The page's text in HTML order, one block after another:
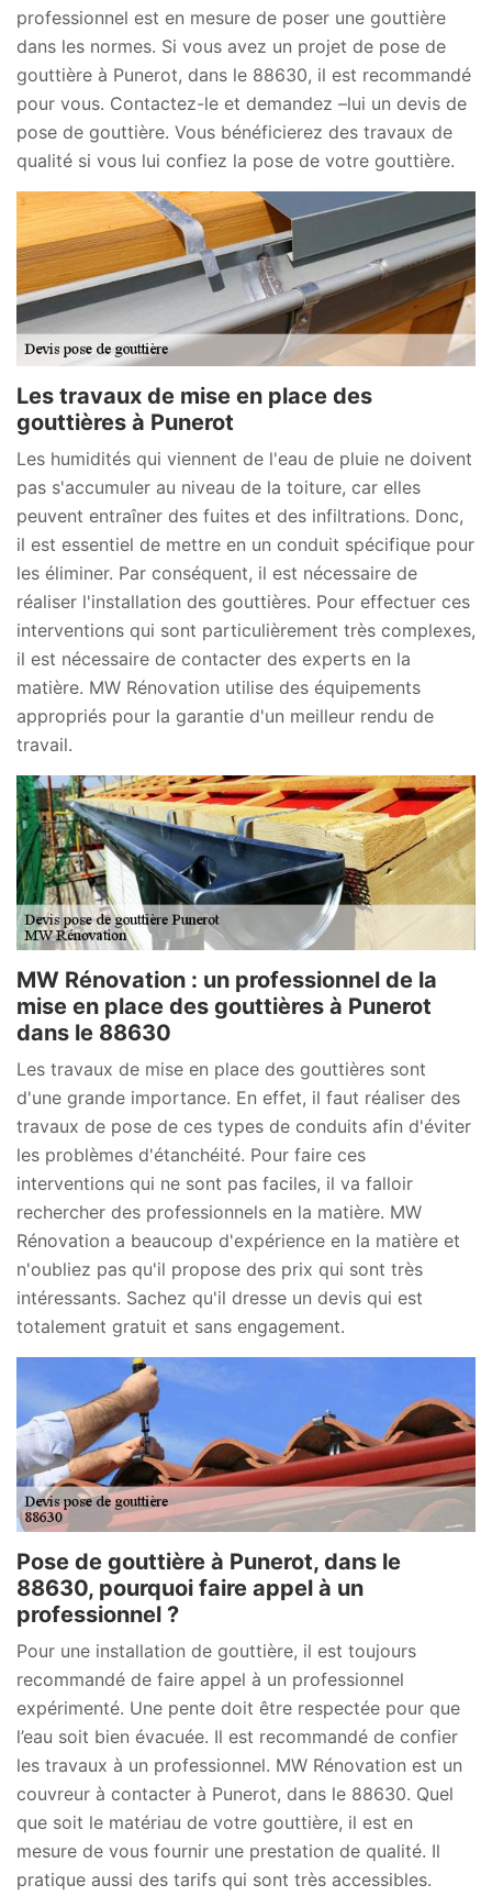
professionnel est en mesure de poser une gouttière
dans les normes. Si vous avez un projet de pose de
gouttière à Punerot, dans le 88630, il est recommandé
pour vous. Contactez-le et demandez –lui un devis de
pose de gouttière. Vous bénéficierez des travaux de
qualité si vous lui confiez la pose de votre gouttière.
Les travaux de mise en place des
gouttières à Punerot
Les humidités qui viennent de l'eau de pluie ne doivent
pas s'accumuler au niveau de la toiture, car elles
peuvent entraîner des fuites et des infiltrations. Donc,
il est essentiel de mettre en un conduit spécifique pour
les éliminer. Par conséquent, il est nécessaire de
réaliser l'installation des gouttières. Pour effectuer ces
interventions qui sont particulièrement très complexes,
il est nécessaire de contacter des experts en la
matière. MW Rénovation utilise des équipements
appropriés pour la garantie d'un meilleur rendu de
travail.
MW Rénovation : un professionnel de la
mise en place des gouttières à Punerot
dans le 88630
Les travaux de mise en place des gouttières sont
d'une grande importance. En effet, il faut réaliser des
travaux de pose de ces types de conduits afin d'éviter
les problèmes d'étanchéité. Pour faire ces
interventions qui ne sont pas faciles, il va falloir
rechercher des professionnels en la matière. MW
Rénovation a beaucoup d'expérience en la matière et
n'oubliez pas qu'il propose des prix qui sont très
intéressants. Sachez qu'il dresse un devis qui est
totalement gratuit et sans engagement.
Pose de gouttière à Punerot, dans le
88630, pourquoi faire appel à un
professionnel ?
Pour une installation de gouttière, il est toujours
recommandé de faire appel à un professionnel
expérimenté. Une pente doit être respectée pour que
l’eau soit bien évacuée. Il est recommandé de confier
les travaux à un professionnel. MW Rénovation est un
couvreur à contacter à Punerot, dans le 88630. Quel
que soit le matériau de votre gouttière, il est en
mesure de vous fournir une prestation de qualité. Il
pratique aussi des tarifs qui sont très accessibles.